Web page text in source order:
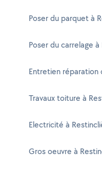
Poser du parquet à
Poser du carrelage
Entretien réparation
Travaux toiture à
Electricité à
Gros oeuvre à